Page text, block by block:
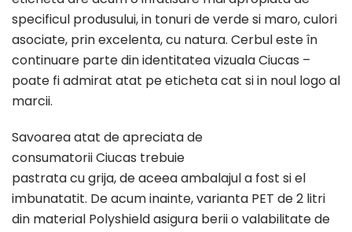
specificul produsului, in tonuri de verde si maro, culori
asociate, prin excelenta, cu natura. Cerbul este în
continuare parte din identitatea vizuala Ciucas –
poate fi admirat atat pe eticheta cat si in noul logo al
marcii.
Savoarea atat de apreciata de
consumatorii Ciucas trebuie
pastrata cu grija, de aceea ambalajul a fost si el
imbunatatit. De acum inainte, varianta PET de 2 litri
din material Polyshield asigura berii o valabilitate de